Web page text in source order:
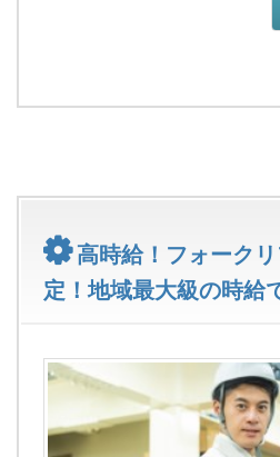
高時給！フォーク
定！地域最大級の時給